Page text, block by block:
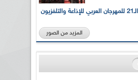
بالصور... الدورة الـ21 للمهرجان العربي للإذاعة والتلفزيون
المزيد من الصور